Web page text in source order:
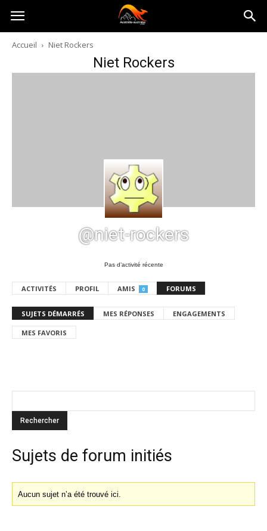
Australia-
australie.com
Accueil Niet Rockers
Niet Rockers
@niet-rockers
Pas d’activité récente
ACTIVITÉS PROFIL AMIS 0 FORUMS
SUJETS DÉMARRÉS MES RÉPONSES ENGAGEMENTS
MES FAVORIS
Sujets de forum initiés
Aucun sujet n’a été trouvé ici.